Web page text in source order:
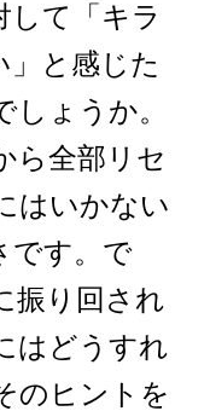
して「キラ
」と感じた
ょうか。
ら全部リセ
はいかない
です。で
振り回され
はどうすれ
のヒントを